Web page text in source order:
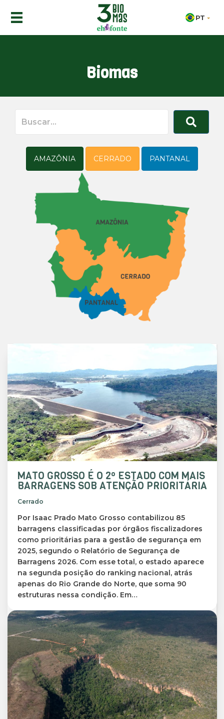
PT
Biomas
AMAZÔNIA CERRADO PANTANAL
MATO GROSSO É O 2º ESTADO COM MAIS
BARRAGENS SOB ATENÇÃO PRIORITÁRIA
Cerrado
Por Isaac Prado Mato Grosso contabilizou 85
barragens classificadas por órgãos fiscalizadores
como prioritárias para a gestão de segurança em
2025, segundo o Relatório de Segurança de
Barragens 2026. Com esse total, o estado aparece
na segunda posição do ranking nacional, atrás
apenas do Rio Grande do Norte, que soma 90
estruturas nessa condição. Em…